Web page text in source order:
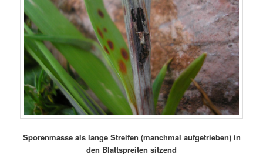
Sporenmasse als lange Streifen (manchmal aufgetrieben) in
den Blattspreiten sitzend